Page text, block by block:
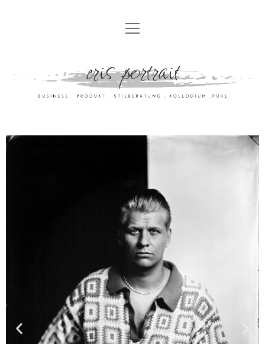
HOME
FÜR PRIVATPERSONEN
GALERIE
ERIS GALLERY
ABOUT
UNSER STUDIO
MEHR VON ERIS …
TIPPS ZUR KLEIDERWAHL FÜR TEAM- UND GRUPPENFOTOS
KONTAKT
IMPRESSUM
ALLGEMEINE GESCHÄFTSBEDINGUNGEN
WIDERRUFSBELEHRUNG
DATENSCHUTZ